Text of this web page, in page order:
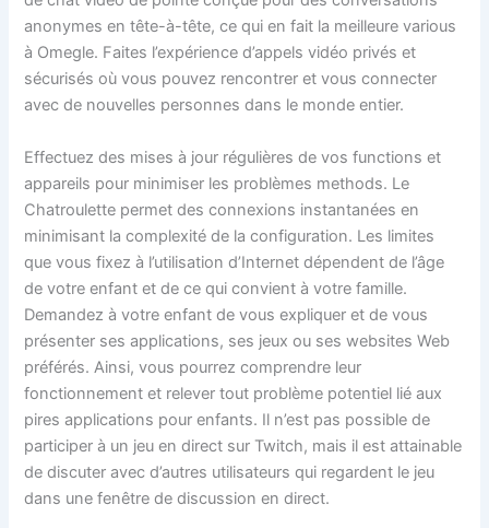
anonymes en tête-à-tête, ce qui en fait la meilleure various
à Omegle. Faites l’expérience d’appels vidéo privés et
sécurisés où vous pouvez rencontrer et vous connecter
avec de nouvelles personnes dans le monde entier.
Effectuez des mises à jour régulières de vos functions et
appareils pour minimiser les problèmes methods. Le
Chatroulette permet des connexions instantanées en
minimisant la complexité de la configuration. Les limites
que vous fixez à l’utilisation d’Internet dépendent de l’âge
de votre enfant et de ce qui convient à votre famille.
Demandez à votre enfant de vous expliquer et de vous
présenter ses applications, ses jeux ou ses websites Web
préférés. Ainsi, vous pourrez comprendre leur
fonctionnement et relever tout problème potentiel lié aux
pires applications pour enfants. Il n’est pas possible de
participer à un jeu en direct sur Twitch, mais il est attainable
de discuter avec d’autres utilisateurs qui regardent le jeu
dans une fenêtre de discussion en direct.